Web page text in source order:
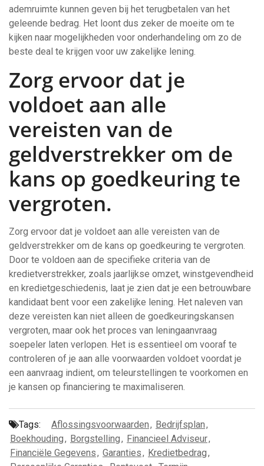
ademruimte kunnen geven bij het terugbetalen van het
geleende bedrag. Het loont dus zeker de moeite om te
kijken naar mogelijkheden voor onderhandeling om zo de
beste deal te krijgen voor uw zakelijke lening.
Zorg ervoor dat je
voldoet aan alle
vereisten van de
geldverstrekker om de
kans op goedkeuring te
vergroten.
Zorg ervoor dat je voldoet aan alle vereisten van de
geldverstrekker om de kans op goedkeuring te vergroten.
Door te voldoen aan de specifieke criteria van de
kredietverstrekker, zoals jaarlijkse omzet, winstgevendheid
en kredietgeschiedenis, laat je zien dat je een betrouwbare
kandidaat bent voor een zakelijke lening. Het naleven van
deze vereisten kan niet alleen de goedkeuringskansen
vergroten, maar ook het proces van leningaanvraag
soepeler laten verlopen. Het is essentieel om vooraf te
controleren of je aan alle voorwaarden voldoet voordat je
een aanvraag indient, om teleurstellingen te voorkomen en
je kansen op financiering te maximaliseren.
Tags: Aflossingsvoorwaarden, Bedrijfsplan,
Boekhouding, Borgstelling, Financieel Adviseur,
Financiële Gegevens, Garanties, Kredietbedrag,